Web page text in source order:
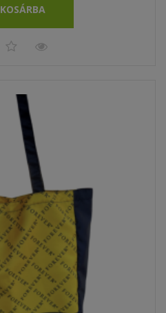
KOSÁRBA